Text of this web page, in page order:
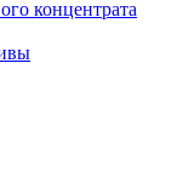
концентрата